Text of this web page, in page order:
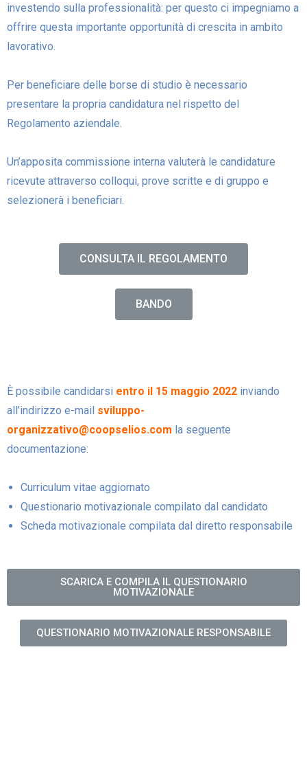
investendo sulla professionalità: per questo ci impegniamo a
offrire questa importante opportunità di crescita in ambito
lavorativo.
Per beneficiare delle borse di studio è necessario
presentare la propria candidatura nel rispetto del
Regolamento aziendale.
Un’apposita commissione interna valuterà le candidature
ricevute attraverso colloqui, prove scritte e di gruppo e
selezionerà i beneficiari.
CONSULTA IL REGOLAMENTO
BANDO
È possibile candidarsi entro il 15 maggio 2022 inviando
all’indirizzo e-mail sviluppo-
organizzativo@coopselios.com la seguente
documentazione:
Curriculum vitae aggiornato
Questionario motivazionale compilato dal candidato
Scheda motivazionale compilata dal diretto responsabile
SCARICA E COMPILA IL QUESTIONARIO
MOTIVAZIONALE
QUESTIONARIO MOTIVAZIONALE RESPONSABILE